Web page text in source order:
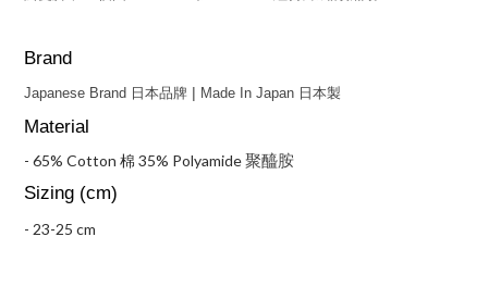
Brand
Japanese Brand 日本品牌 | Made In Japan 日本製
Material
- 65% Cotton 棉 35% Polyamide聚醯胺
Sizing (cm)
- 23-25 cm